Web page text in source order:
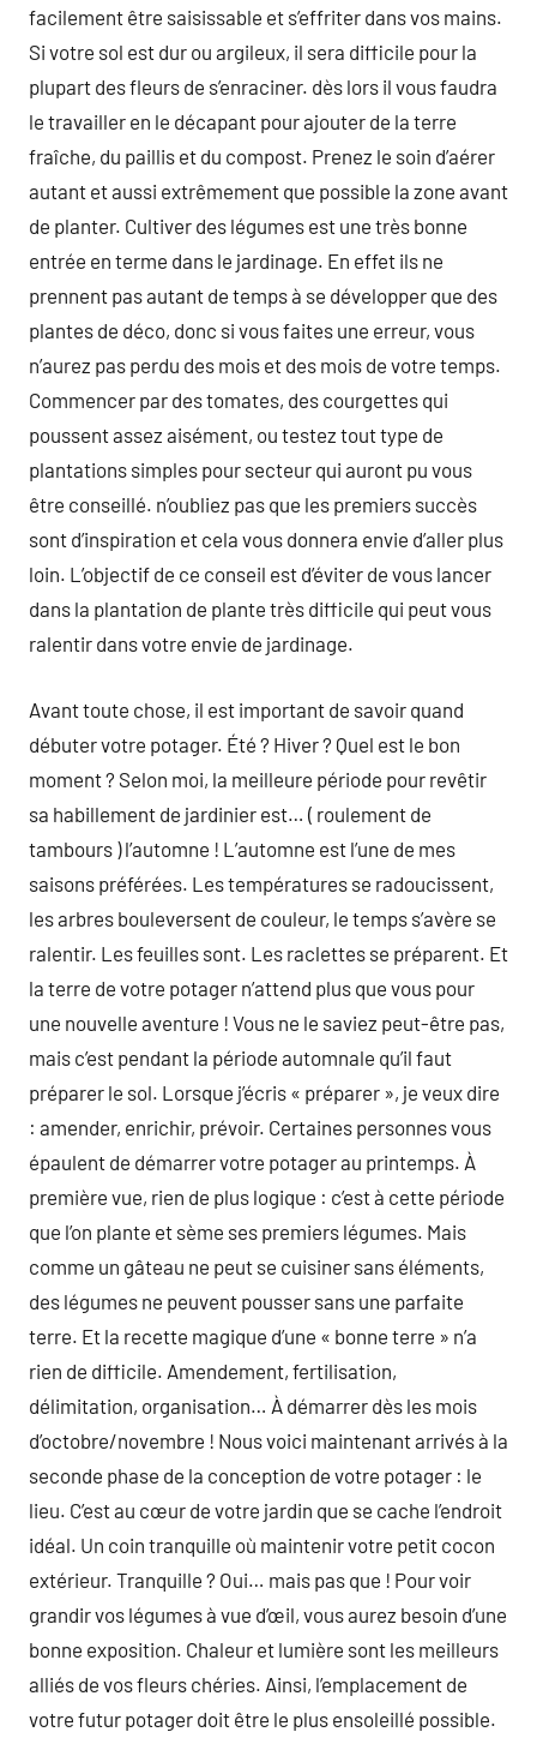
facilement être saisissable et s’effriter dans vos mains.
Si votre sol est dur ou argileux, il sera difficile pour la
plupart des fleurs de s’enraciner. dès lors il vous faudra
le travailler en le décapant pour ajouter de la terre
fraîche, du paillis et du compost. Prenez le soin d’aérer
autant et aussi extrêmement que possible la zone avant
de planter. Cultiver des légumes est une très bonne
entrée en terme dans le jardinage. En effet ils ne
prennent pas autant de temps à se développer que des
plantes de déco, donc si vous faites une erreur, vous
n’aurez pas perdu des mois et des mois de votre temps.
Commencer par des tomates, des courgettes qui
poussent assez aisément, ou testez tout type de
plantations simples pour secteur qui auront pu vous
être conseillé. n’oubliez pas que les premiers succès
sont d’inspiration et cela vous donnera envie d’aller plus
loin. L’objectif de ce conseil est d’éviter de vous lancer
dans la plantation de plante très difficile qui peut vous
ralentir dans votre envie de jardinage.
Avant toute chose, il est important de savoir quand
débuter votre potager. Été ? Hiver ? Quel est le bon
moment ? Selon moi, la meilleure période pour revêtir
sa habillement de jardinier est… ( roulement de
tambours ) l’automne ! L’automne est l’une de mes
saisons préférées. Les températures se radoucissent,
les arbres bouleversent de couleur, le temps s’avère se
ralentir. Les feuilles sont. Les raclettes se préparent. Et
la terre de votre potager n’attend plus que vous pour
une nouvelle aventure ! Vous ne le saviez peut-être pas,
mais c’est pendant la période automnale qu’il faut
préparer le sol. Lorsque j’écris « préparer », je veux dire
: amender, enrichir, prévoir. Certaines personnes vous
épaulent de démarrer votre potager au printemps. À
première vue, rien de plus logique : c’est à cette période
que l’on plante et sème ses premiers légumes. Mais
comme un gâteau ne peut se cuisiner sans éléments,
des légumes ne peuvent pousser sans une parfaite
terre. Et la recette magique d’une « bonne terre » n’a
rien de difficile. Amendement, fertilisation,
délimitation, organisation… À démarrer dès les mois
d’octobre/novembre ! Nous voici maintenant arrivés à la
seconde phase de la conception de votre potager : le
lieu. C’est au cœur de votre jardin que se cache l’endroit
idéal. Un coin tranquille où maintenir votre petit cocon
extérieur. Tranquille ? Oui… mais pas que ! Pour voir
grandir vos légumes à vue d’œil, vous aurez besoin d’une
bonne exposition. Chaleur et lumière sont les meilleurs
alliés de vos fleurs chéries. Ainsi, l’emplacement de
votre futur potager doit être le plus ensoleillé possible.